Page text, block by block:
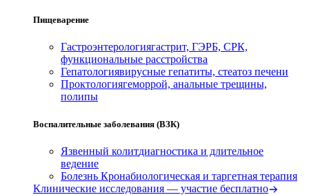
Пищеварение
Гастроэнтерологиягастрит, ГЭРБ, СРК,
функциональные расстройства
Гепатологиявирусные гепатиты, стеатоз печени
Проктологиягеморрой, анальные трещины,
полипы
Воспалительные заболевания (ВЗК)
Язвенный колитдиагностика и длительное
ведение
Болезнь Кронабиологическая и таргетная терапия
Клинические исследования — участие бесплатно